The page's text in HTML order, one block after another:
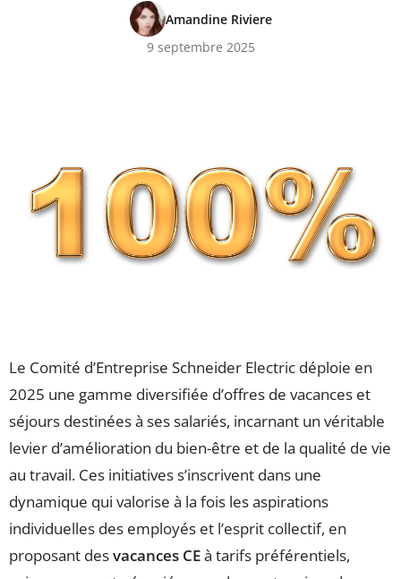
Amandine Riviere
9 septembre 2025
Le Comité d’Entreprise Schneider Electric déploie en
2025 une gamme diversifiée d’offres de vacances et
séjours destinées à ses salariés, incarnant un véritable
levier d’amélioration du bien-être et de la qualité de vie
au travail. Ces initiatives s’inscrivent dans une
dynamique qui valorise à la fois les aspirations
individuelles des employés et l’esprit collectif, en
proposant desvacances CEà tarifs préférentiels,